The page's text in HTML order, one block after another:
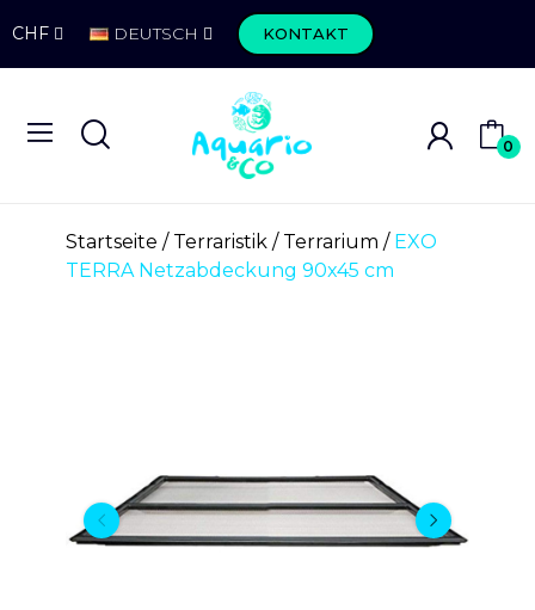
CHF DEUTSCH KONTAKT
0
Startseite Terraristik Terrarium
EXO
TERRA Netzabdeckung 90x45 cm